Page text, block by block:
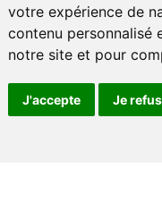
votre expérience de
contenu personnalisé
notre site et pour
J'accepte Je
vous désinscrire à tout
politique de protection de vos